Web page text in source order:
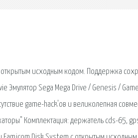
исходным кодом. Поддержка
Эмулятор Sega Mega Drive / Genesis /
game-hack'ов и великолепная
Комплектация: держатель cds-65,